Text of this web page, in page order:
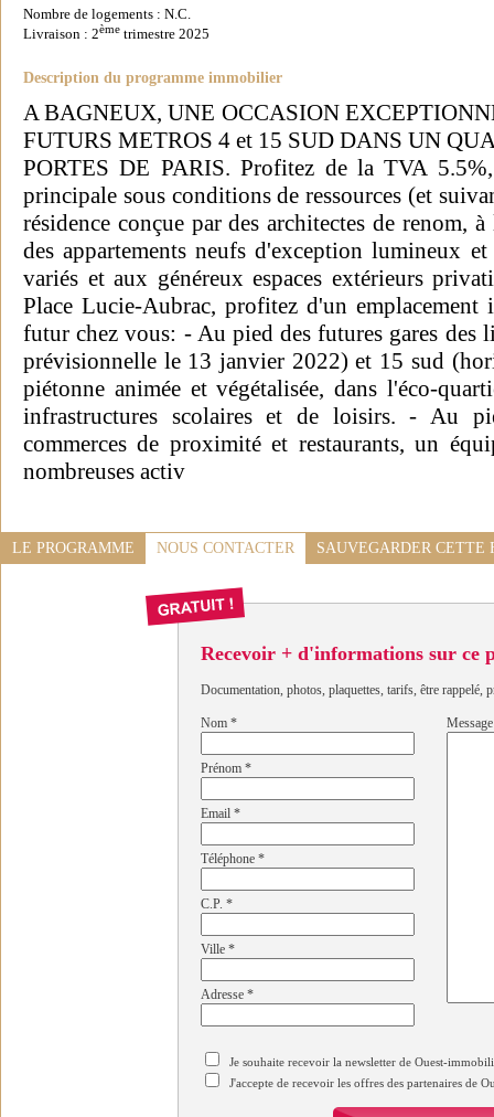
Nombre de logements : N.C.
Livraison : 2ème trimestre 2025
Description du programme immobilier
A BAGNEUX, UNE OCCASION
FUTURS METROS 4 et 15 SUD DANS UN
PORTES DE PARIS. Profitez de la TVA
principale sous conditions de ressources (et
résidence conçue par des architectes de renom,
des appartements neufs d'exception lumineux
variés et aux généreux espaces extérieurs
Place Lucie-Aubrac, profitez d'un
futur chez vous: - Au pied des futures gares des
prévisionnelle le 13 janvier 2022) et 15 sud
piétonne animée et végétalisée, dans l'éco-
infrastructures scolaires et de loisirs. - Au
commerces de proximité et restaurants, un
nombreuses activ
LE PROGRAMME NOUS CONTACTER SAUVEGARDER CETTE
Recevoir + d'informations sur ce
Documentation, photos, plaquettes, tarifs, être rappelé,
Nom *
Prénom *
Email *
Téléphone *
C.P. *
Ville *
Adresse *
Message
Je souhaite recevoir la newsletter de Ouest-
J'accepte de recevoir les offres des partenaires de